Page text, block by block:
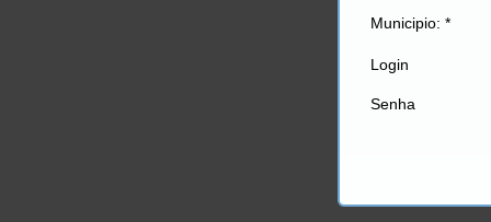
Municipio: *
Login
Senha